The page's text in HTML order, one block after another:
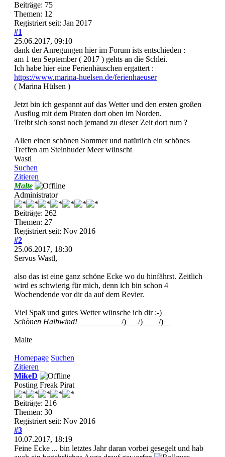
Beiträge: 75
Themen: 12
Registriert seit: Jan 2017
#1
25.06.2017, 09:10
dank der Anregungen hier im Forum ists entschieden :
am 1 ten September ( 2017 ) gehts an die Schlei.
Ich habe hier eine Ferienhäuschen ergattert :
https://www.marina-huelsen.de/ferienhaeuser
( Marina Hülsen )
Jetzt bin ich gespannt auf das Wetter und den ersten großen
Ausflug mit dem Piraten dort oben im Norden.
Treibt sich sonst noch jemand zu dieser Zeit dort rum ?
Allen einen schönen Sommer und natürlich ein schönes
Treffen am Steinhuder Meer wünscht
Wastl
Suchen
Zitieren
Malte
Administrator
Beiträge: 262
Themen: 27
Registriert seit: Nov 2016
#2
25.06.2017, 18:30
Servus Wastl,
also das ist eine ganz schöne Ecke wo du hinfährst. Zeitlich
wird es schwierig für mich, denn ich bin schon 4
Wochendende vor dir da auf dem Revier.
Viel Spaß und gutes Wetter wünsche ich dir :-)
Schönen Halbwind! ___________/)___/)____/)__
Malte
Homepage Suchen
Zitieren
MikeD
Posting Freak Pirat
Beiträge: 216
Themen: 30
Registriert seit: Nov 2016
#3
10.07.2017, 18:19
Feine Ecke ... bin letztes Jahr daran vorbei gesegelt und hab